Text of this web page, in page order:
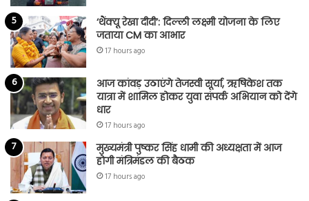
‘थैंक्यू रेखा दीदी’: दिल्ली लक्ष्मी योजना के लिए
जताया CM का आभार
17 hours ago
आज कांवड़ उठाएंगे तेजस्वी सूर्या, ऋषिकेश तक
यात्रा में शामिल होकर युवा संपर्क अभियान को देंगे
धार
17 hours ago
मुख्यमंत्री पुष्कर सिंह धामी की अध्यक्षता में आज
होगी मंत्रिमंडल की बैठक
17 hours ago